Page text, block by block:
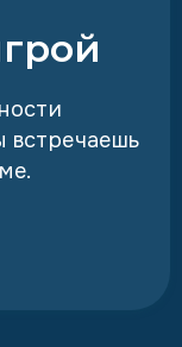
встречаешь